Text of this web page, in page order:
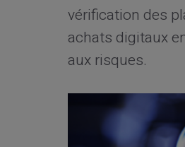
vérification des
achats digitaux
aux risques.